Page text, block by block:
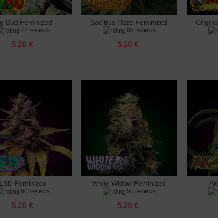
към количката
Bud Feminized
42 reviews
5.20 €
Добавяне към количката
Sacitrus Haze Feminized
65 reviews
5.20 €
към количката
LSD Feminized
80 reviews
5.20 €
Добавяне към количката
White Widow Feminized
50 reviews
5.20 €